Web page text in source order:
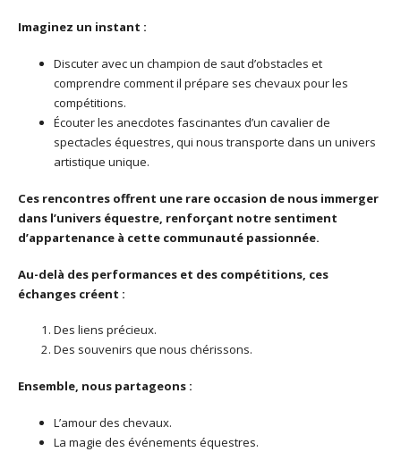
Imaginez un instant :
Discuter avec un champion de saut d’obstacles et
comprendre comment il prépare ses chevaux pour les
compétitions.
Écouter les anecdotes fascinantes d’un cavalier de
spectacles équestres, qui nous transporte dans un univers
artistique unique.
Ces rencontres offrent une rare occasion de nous immerger
dans l’univers équestre, renforçant notre sentiment
d’appartenance à cette communauté passionnée.
Au-delà des performances et des compétitions, ces
échanges créent :
Des liens précieux.
Des souvenirs que nous chérissons.
Ensemble, nous partageons :
L’amour des chevaux.
La magie des événements équestres.